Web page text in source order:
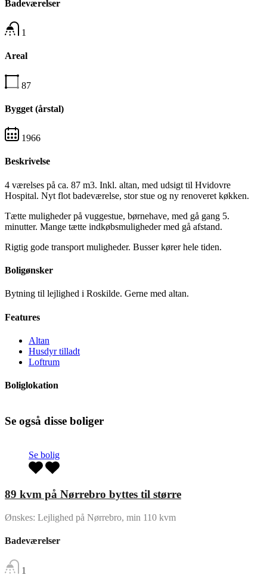
Badeværelser
1
Areal
87
Bygget (årstal)
1966
Beskrivelse
4 værelses på ca. 87 m3. Inkl. altan, med udsigt til Hvidovre
Hospital. Nyt flot badeværelse, stor stue og ny renoveret køkken.
Tætte muligheder på vuggestue, børnehave, med gå gang 5.
minutter. Mange tætte indkøbsmuligheder med gå afstand.
Rigtig gode transport muligheder. Busser kører hele tiden.
Boligønsker
Bytning til lejlighed i Roskilde. Gerne med altan.
Features
Altan
Husdyr tilladt
Loftrum
Boliglokation
Se også disse boliger
Se bolig
89 kvm på Nørrebro byttes til større
Ønskes: Lejlighed på Nørrebro, min 110 kvm
Badeværelser
1